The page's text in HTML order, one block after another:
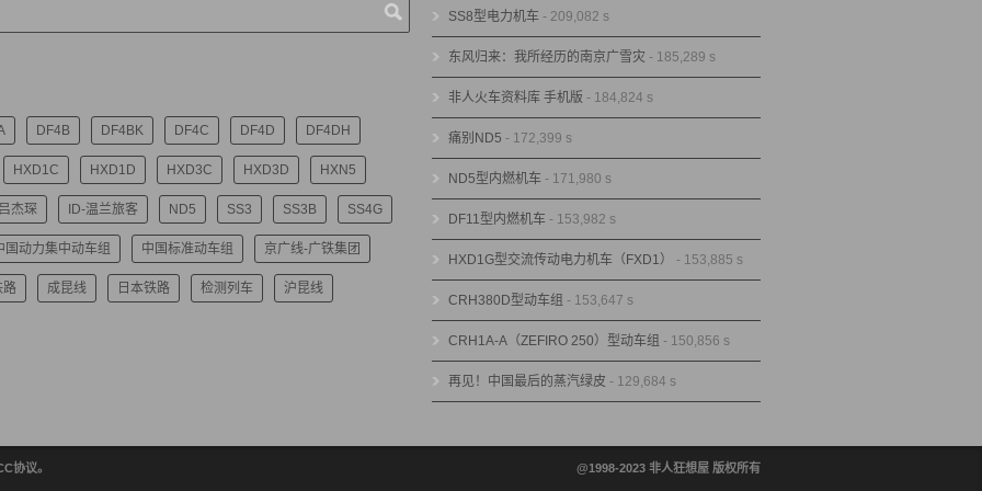
DF4B DF4BK DF4C DF4D DF4DH
HXD1C HXD1D HXD3C HXD3D HXN5
杰琛 ID-温兰旅客 ND5 SS3 SS3B SS4G
国动力集中动车组 中国标准动车组 京广线-广铁集团
路 成昆线 日本铁路 检测列车 沪昆线
SS8型电力机车 - 209,082 s
东风归来：我所经历的南京广雪灾 - 185,289 s
非人火车资料库 手机版 - 184,824 s
痛别ND5 - 172,399 s
ND5型内燃机车 - 171,980 s
DF11型内燃机车 - 153,982 s
HXD1G型交流传动电力机车（FXD1） - 153,885 s
CRH380D型动车组 - 153,647 s
CRH1A-A（ZEFIRO 250）型动车组 - 150,856 s
再见！中国最后的蒸汽绿皮 - 129,684 s
协议。 @1998-2023 非人狂想屋 版权所有